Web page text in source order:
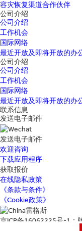
容灾恢复渠道合作伙伴
公司介绍
公司介绍
工作机会
国际网络
最近开放及即将开放的办
公司介绍
公司介绍
工作机会
国际网络
最近开放及即将开放的办
联系信息
发送电子邮件
发送电子邮件
欢迎咨询
下载应用程序
获取报价
在线隐私政策
《条款与条件》
《Cookie政策》
京ICP备16062225号-1：